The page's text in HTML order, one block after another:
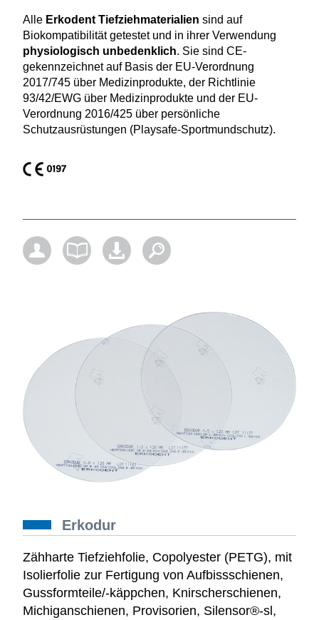
Alle Erkodent Tiefziehmaterialien sind auf
Biokompatibilität getestet und in ihrer Verwendung
physiologisch unbedenklich. Sie sind CE-
gekennzeichnet auf Basis der EU-Verordnung
2017/745 über Medizinprodukte, der Richtlinie
93/42/EWG über Medizinprodukte und der EU-
Verordnung 2016/425 über persönliche
Schutzausrüstungen (Playsafe-Sportmundschutz).
Erkodur
Zähharte Tiefziehfolie, Copolyester (PETG), mit
Isolierfolie zur Fertigung von Aufbissschienen,
Gussformteile/-käppchen, Knirscherschienen,
Michiganschienen, Provisorien, Silensor®-sl,